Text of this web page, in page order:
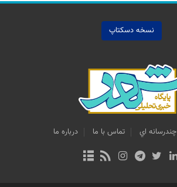
نسخه دسکتاپ
چندرسانه اي تماس با ما درباره ما